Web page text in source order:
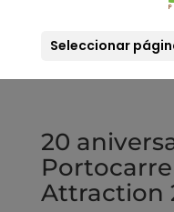
Seleccionar
20
Attraction